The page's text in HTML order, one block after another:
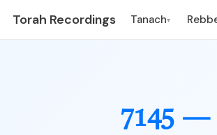
Torah Recordings Tanach▾
7145 —